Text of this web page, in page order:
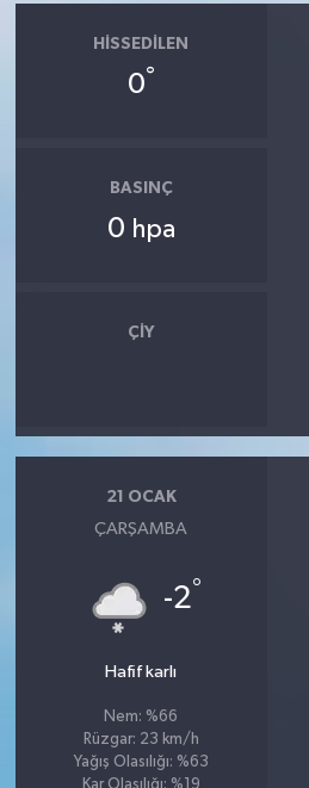
HISSEDILEN
0°
BASINÇ
0 hpa
ÇIY
21 OCAK
ÇARŞAMBA
-2°
Hafif karlı
Nem: %66
Rüzgar: 23 km/h
Yağış Olasılığı: %63